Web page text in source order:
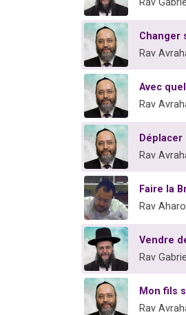
Changer
Rav
Avec
Rav
Rav
Faire la
Rav
Vendre
Rav
Mon fils
Rav